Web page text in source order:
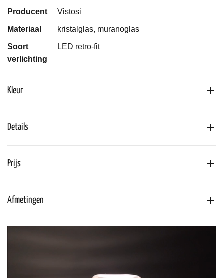
Producent Vistosi
Materiaal kristalglas, muranoglas
Soort
verlichting
LED retro-fit
Kleur
Details
Prijs
Afmetingen